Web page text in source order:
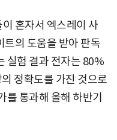
혼자서 엑스레이 사
트의 도움을 받아 판독
실험 결과 전자는 80%
정확도를 가진 것으로
를 통과해 올해 하반기